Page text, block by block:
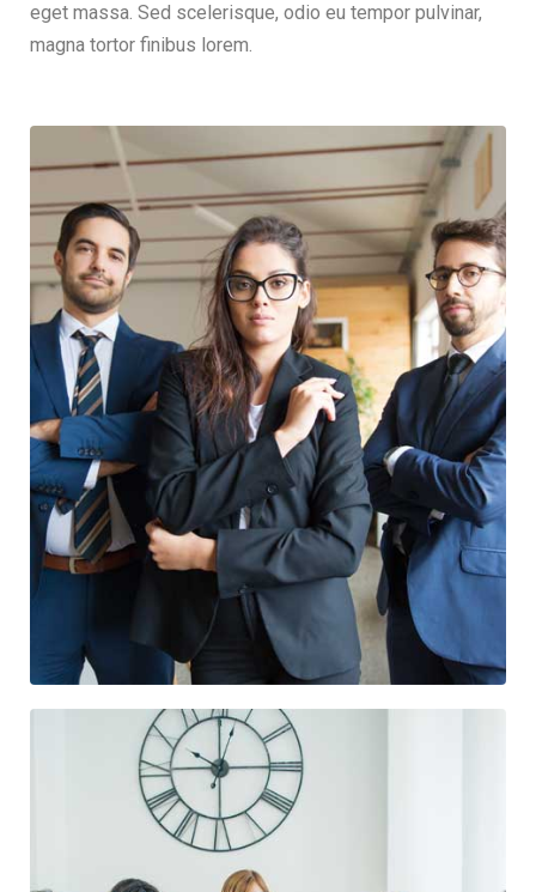
eget massa. Sed scelerisque, odio eu tempor pulvinar,
magna tortor finibus lorem.